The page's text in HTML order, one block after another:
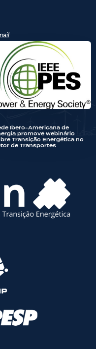
Ibero-Americana de
promove webinário
Transição Energética no
de Transportes